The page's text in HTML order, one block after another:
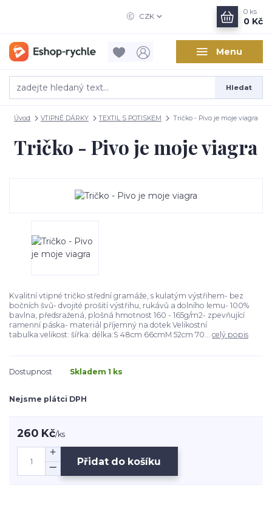
Menu
CZK
Hledat
0 ks
0 Kč
Úvod VTIPNÉ DÁRKY TEXTIL S POTISKEM Tričko - Pivo je moje viagra
Tričko - Pivo je moje viagra
Kvalitní vtipné tričko střední gramáže, s kulatým výstřihem- bez
bočních švů- dvojité prošití výstřihu, rukávů a dolního lemu- 100%
bavlna, předsražená, plošná hmotnost 160 - 165g/m2- zpevňující
ramenní páska- materiál příjemný na dotek Velikostní
tabulka:velikost: šířka: délka:S 48cm 66cmM 52cm 70... celý popis
Dostupnost Skladem 1 ks
Nejsme plátci DPH
260 Kč/ks
Přidat do košíku